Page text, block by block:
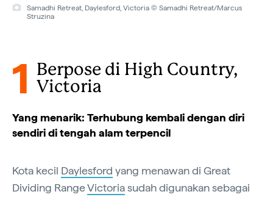
Samadhi Retreat, Daylesford, Victoria © Samadhi Retreat
1
Berpose di High Country,
Victoria
Yang menarik: Terhubung kembali dengan diri
sendiri di tengah alam terpencil
Kota kecil Daylesford yang menawan di Great
Dividing RangeVictoriasudah digunakan sebagai